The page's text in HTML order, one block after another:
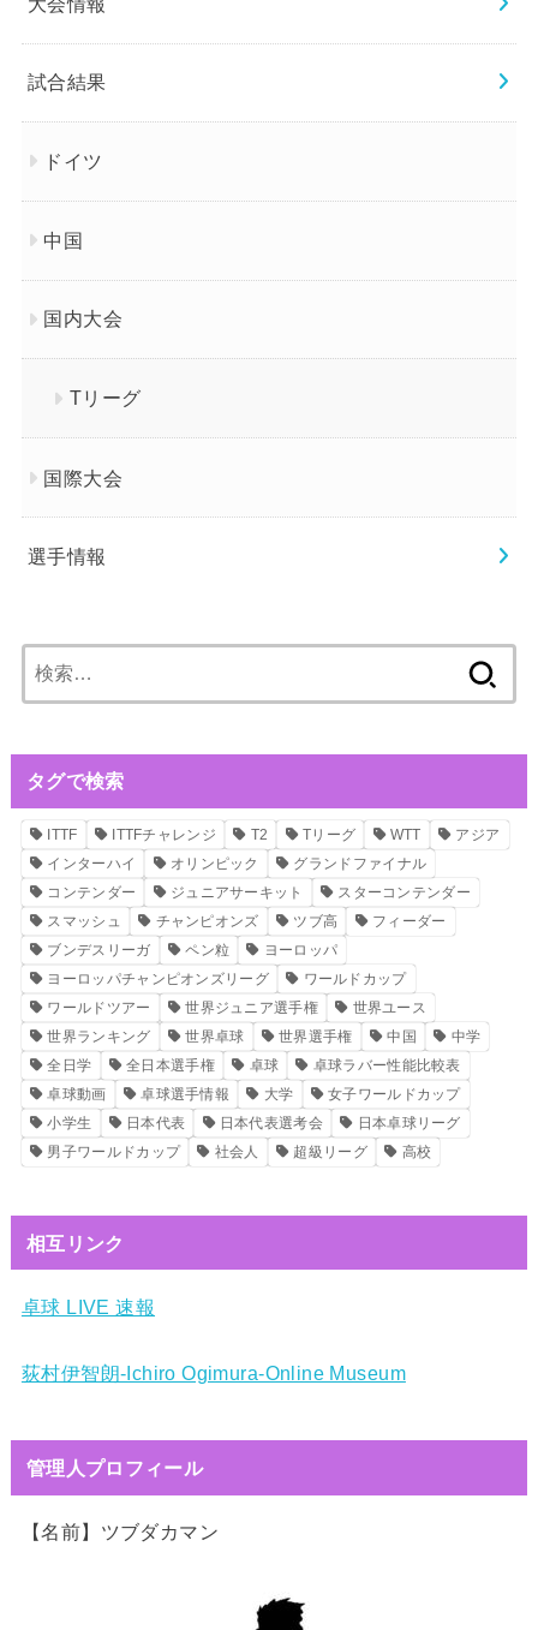
試合結果
ドイツ
中国
国内大会
Tリーグ
国際大会
選手情報
索:
タグで検索
ITTF ITTFチャレンジ T2 Tリーグ WTT
アジア
インターハイ
オリンピック
グランドファイナル
コンテンダー
ジュニアサーキット
スターコンテンダー
スマッシュ
チャンピオンズ ツブ高
フィーダー
ブンデスリーガ
ペン粒
ヨーロッパ
ヨーロッパチャンピオンズリーグ
ワールドカップ
ワールドツアー
世界ジュニア選手権
世界ユース
世界ランキング
世界卓球 世界選手権 中国
中学
全日学
全日本選手権 卓球
卓球ラバー性能比較表
卓球動画
卓球選手情報 大学
女子ワールドカップ
小学生
日本代表 日本代表選考会
日本卓球リーグ
男子ワールドカップ
社会人 超級リーグ 高校
相互リンク
卓球 LIVE 速報
荻村伊智朗-Ichiro Ogimura-Online Museum
管理人プロフィール
【名前】ツブダカマン